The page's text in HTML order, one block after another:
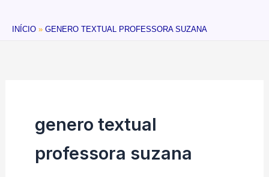
INÍCIO GENERO TEXTUAL PROFESSORA SUZANA
genero textual
professora suzana